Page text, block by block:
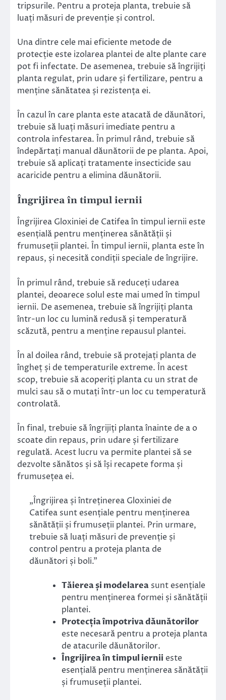
tripsurile. Pentru a proteja planta, trebuie să
luați măsuri de prevenție și control.
Una dintre cele mai eficiente metode de
protecție este izolarea plantei de alte plante care
pot fi infectate. De asemenea, trebuie să îngrijiți
planta regulat, prin udare și fertilizare, pentru a
menține sănătatea și rezistența ei.
În cazul în care planta este atacată de dăunători,
trebuie să luați măsuri imediate pentru a
controla infestarea. În primul rând, trebuie să
îndepărtați manual dăunătorii de pe planta. Apoi,
trebuie să aplicați tratamente insecticide sau
acaricide pentru a elimina dăunătorii.
Îngrijirea în timpul iernii
Îngrijirea Gloxiniei de Catifea în timpul iernii este
esențială pentru menținerea sănătății și
frumuseții plantei. În timpul iernii, planta este în
repaus, și necesită condiții speciale de îngrijire.
În primul rând, trebuie să reduceți udarea
plantei, deoarece solul este mai umed în timpul
iernii. De asemenea, trebuie să îngrijiți planta
într-un loc cu lumină redusă și temperatură
scăzută, pentru a menține repausul plantei.
În al doilea rând, trebuie să protejați planta de
îngheț și de temperaturile extreme. În acest
scop, trebuie să acoperiți planta cu un strat de
mulci sau să o mutați într-un loc cu temperatură
controlată.
În final, trebuie să îngrijiți planta înainte de a o
scoate din repaus, prin udare și fertilizare
regulată. Acest lucru va permite plantei să se
dezvolte sănătos și să își recapete forma și
frumusețea ei.
„Îngrijirea și întreținerea Gloxiniei de
Catifea sunt esențiale pentru menținerea
sănătății și frumuseții plantei. Prin urmare,
trebuie să luați măsuri de prevenție și
control pentru a proteja planta de
dăunători și boli.”
Tăierea și modelarea sunt esențiale
pentru menținerea formei și sănătății
plantei.
Protecția împotriva dăunătorilor
este necesară pentru a proteja planta
de atacurile dăunătorilor.
Îngrijirea în timpul iernii este
esențială pentru menținerea sănătății
și frumuseții plantei.